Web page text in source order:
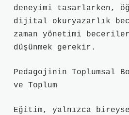
deneyimi tasarlarken,
dijital okuryazarlık
zaman yönetimi
düşünmek gerekir.
Pedagojinin Toplumsal
ve Toplum
Eğitim, yalnızca